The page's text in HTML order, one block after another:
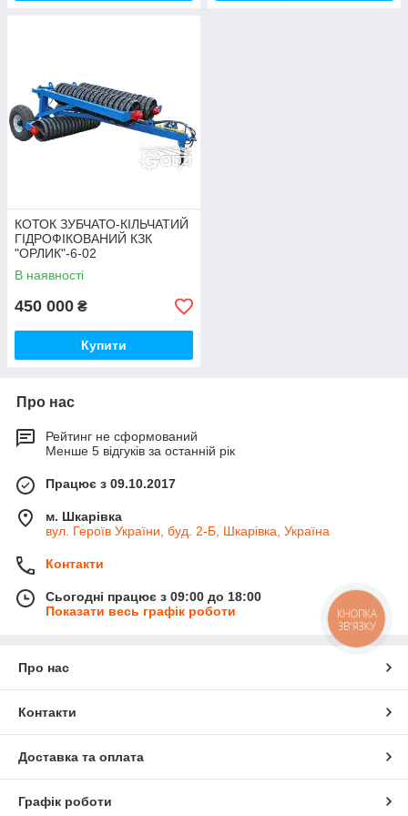
Наші фахівці завжди готові проконсультувати вас
щодо покупки зубчасто-кільчастого котка,
ущільнюючого
Оскільки ми співпрацюємо безпосередньо з
зубчасто-кільчастий, ціна на який встановлена ​​
виробником.
замовлення, тому ви зможете підібрати
найвигідніші для себе умови для покупки.
КОТОК ЗУБЧАТО-КІЛЬЧАТИЙ
ГІДРОФІКОВАНИЙ КЗК
"ОРЛИК"-6-02
В наявності
450 000 ₴
Купити
Про нас
Рейтинг не сформований
Менше 5 відгуків за останній рік
Працює з 09.10.2017
м. Шкарівка
вул. Героїв України, буд. 2-Б, Шкарівка, Україна
Контакти
Сьогодні працює з 09:00 до 18:00
Показати весь графік роботи
Про нас
Контакти
Доставка та оплата
Графік роботи
КНОПКА
ЗВ'ЯЗКУ